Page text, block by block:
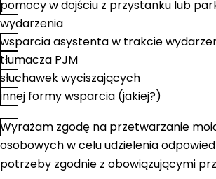
pomocy w dojściu z przystanku lub
wydarzenia
wsparcia asystenta w trakcie
tłumacza PJM
słuchawek wyciszających
innej formy wsparcia (jakiej?)
Zgoda*
Wyrażam zgodę na przetwarzanie
osobowych w celu udzielenia
potrzeby zgodnie z obowiązującymi